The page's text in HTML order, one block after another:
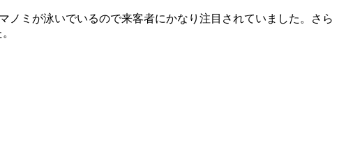
ノミが泳いでいるので来客者にかなり注目されていました。さら